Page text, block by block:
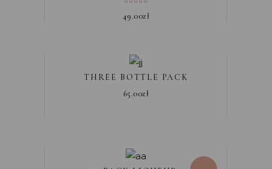
49.00zł
THREE BOTTLE PACK
65.00zł